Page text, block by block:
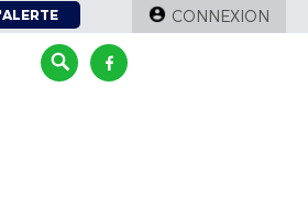
CONNEXION